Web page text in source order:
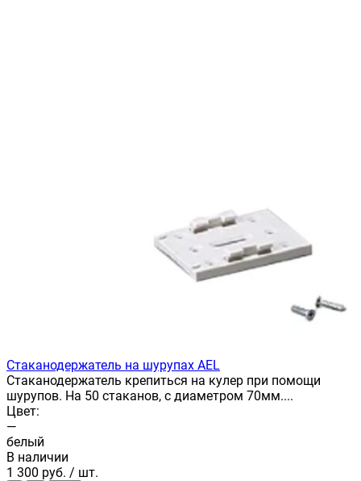
Стаканодержатель на шурупах AEL
Стаканодержатель крепиться на кулер при помощи
шурупов. На 50 стаканов, с диаметром 70мм....
Цвет:
—
белый
В наличии
1 300 руб. / шт.